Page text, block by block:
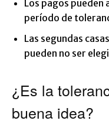
Los pagos pueden
período de
Las segundas
pueden no ser
¿Es la
buena idea?